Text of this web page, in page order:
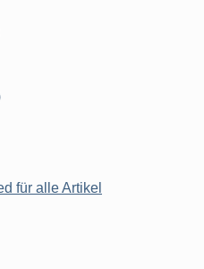
für alle Artikel